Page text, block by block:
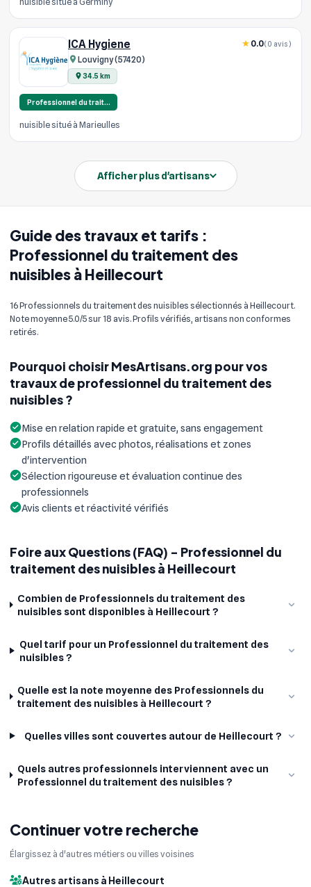
Guide des travaux et tarifs :
Professionnel du traitement des
nuisibles à Heillecourt
16 Professionnels du traitement des nuisibles sélectionnés à Heillecourt.
Note moyenne 5.0/5 sur 18 avis. Profils vérifiés, artisans non conformes
retirés.
Pourquoi choisir MesArtisans.org pour vos
travaux de professionnel du traitement des
nuisibles ?
Mise en relation rapide et gratuite, sans engagement
Profils détaillés avec photos, réalisations et zones
d'intervention
Sélection rigoureuse et évaluation continue des
professionnels
Avis clients et réactivité vérifiés
Foire aux Questions (FAQ) - Professionnel du
traitement des nuisibles à Heillecourt
Combien de Professionnels du traitement des
nuisibles sont disponibles à Heillecourt ?
Quel tarif pour un Professionnel du traitement des
nuisibles ?
Quelle est la note moyenne des Professionnels du
traitement des nuisibles à Heillecourt ?
Quelles villes sont couvertes autour de Heillecourt ?
Quels autres professionnels interviennent avec un
Professionnel du traitement des nuisibles ?
Continuer votre recherche
Élargissez à d'autres métiers ou villes voisines
Autres artisans à Heillecourt
ICA Hygiene
Louvigny (57420)
34.5 km
0.0(0 avis)
Professionnel du trait…
nuisible situé à Marieulles
Afficher plus d'artisans